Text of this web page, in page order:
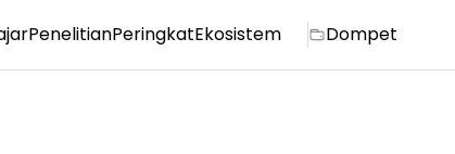
PenelitianPeringkatEkosistem Dompet